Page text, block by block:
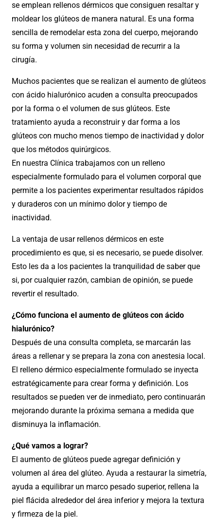
se emplean rellenos dérmicos que consiguen resaltar y
moldear los glúteos de manera natural. Es una forma
sencilla de remodelar esta zona del cuerpo, mejorando
su forma y volumen sin necesidad de recurrir a la
cirugía.
Muchos pacientes que se realizan el aumento de glúteos
con ácido hialurónico acuden a consulta preocupados
por la forma o el volumen de sus glúteos. Este
tratamiento ayuda a reconstruir y dar forma a los
glúteos con mucho menos tiempo de inactividad y dolor
que los métodos quirúrgicos.
En nuestra Clínica trabajamos con un relleno
especialmente formulado para el volumen corporal que
permite a los pacientes experimentar resultados rápidos
y duraderos con un mínimo dolor y tiempo de
inactividad.
La ventaja de usar rellenos dérmicos en este
procedimiento es que, si es necesario, se puede disolver.
Esto les da a los pacientes la tranquilidad de saber que
si, por cualquier razón, cambian de opinión, se puede
revertir el resultado.
¿Cómo funciona el aumento de glúteos con ácido
hialurónico?
Después de una consulta completa, se marcarán las
áreas a rellenar y se prepara la zona con anestesia local.
El relleno dérmico especialmente formulado se inyecta
estratégicamente para crear forma y definición. Los
resultados se pueden ver de inmediato, pero continuarán
mejorando durante la próxima semana a medida que
disminuya la inflamación.
¿Qué vamos a lograr?
El aumento de glúteos puede agregar definición y
volumen al área del glúteo. Ayuda a restaurar la simetría,
ayuda a equilibrar un marco pesado superior, rellena la
piel flácida alrededor del área inferior y mejora la textura
y firmeza de la piel.